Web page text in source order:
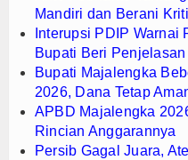
Mandiri dan Berani
Interupsi PDIP Warnai
Bupati Beri Penjelasan
Bupati Majalengka
2026, Dana Tetap
APBD Majalengka
Rincian Anggarannya
Persib Gagal Juara,